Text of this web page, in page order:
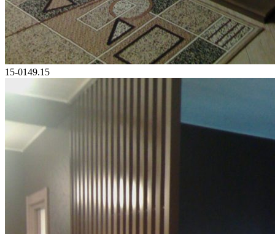
15-0149.15